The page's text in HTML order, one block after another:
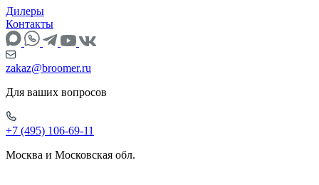
Дилеры
Контакты
zakaz@broomer.ru
Для ваших вопросов
+7 (495) 106-69-11
Москва и Московская обл.